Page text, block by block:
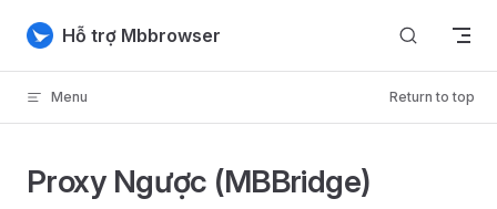
Skip to content
Hỗ trợ Mbbrowser
Menu Return to top
Proxy Ngược (MBBridge)